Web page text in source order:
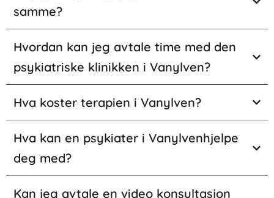
samme?
Hvordan kan jeg avtale time med den
psykiatriske klinikken i Vanylven?
Hva koster terapien i Vanylven?
Hva kan en psykiater i Vanylvenhjelpe
deg med?
Kan jeg avtale en video konsultasjon